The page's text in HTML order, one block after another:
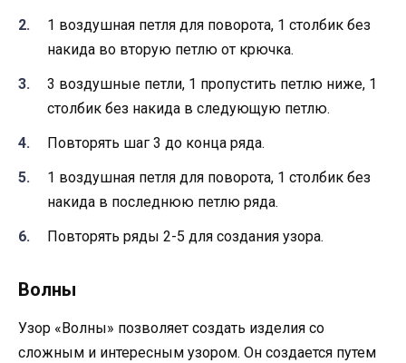
1 воздушная петля для поворота, 1 столбик без
накида во вторую петлю от крючка.
3 воздушные петли, 1 пропустить петлю ниже, 1
столбик без накида в следующую петлю.
Повторять шаг 3 до конца ряда.
1 воздушная петля для поворота, 1 столбик без
накида в последнюю петлю ряда.
Повторять ряды 2-5 для создания узора.
Волны
Узор «Волны» позволяет создать изделия со
сложным и интересным узором. Он создается путем